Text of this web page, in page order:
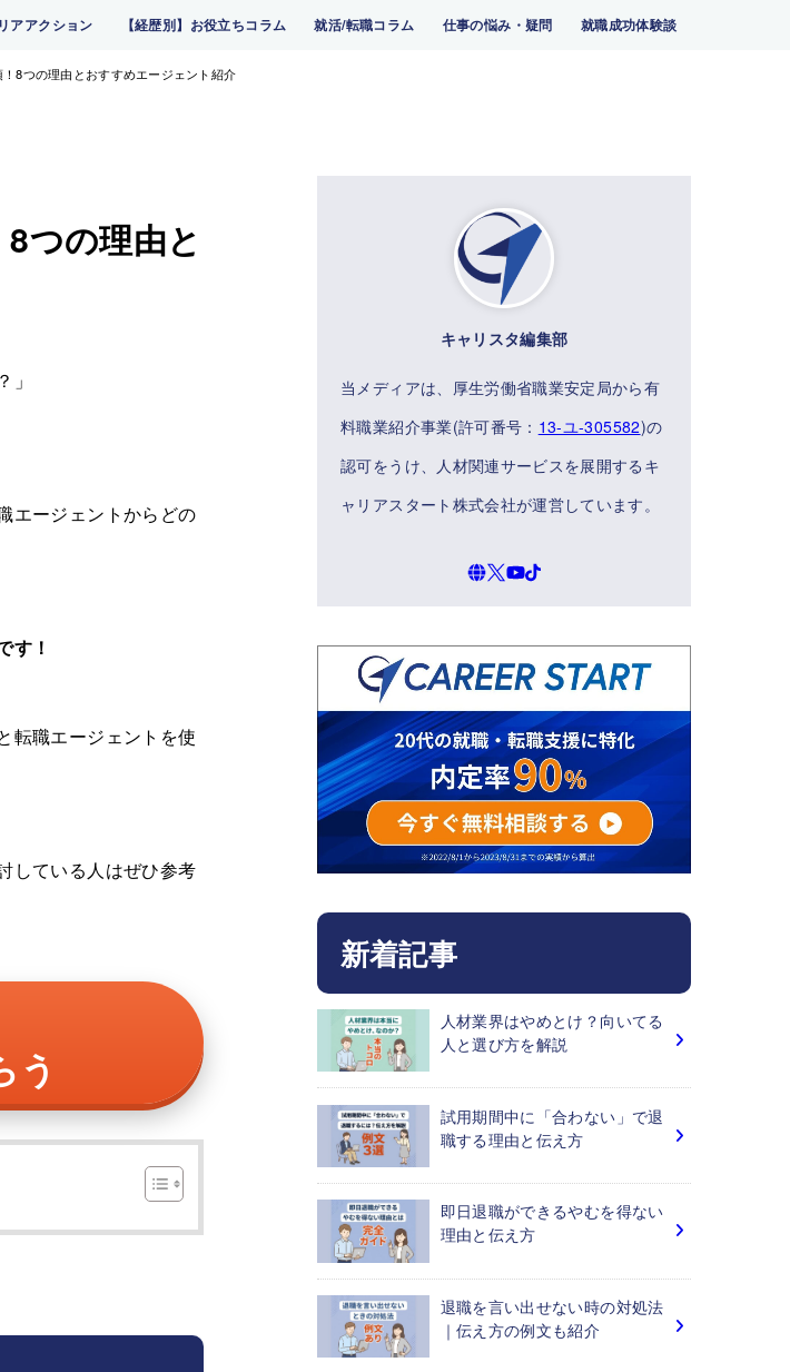
アアクション 【経歴別】お役立ちコラム 就活/転職コラム 仕事の悩み・疑問 就職成功体験談
8つの理由とおすすめエージェント紹介
つの理由と
」
エージェントからどの
す！
転職エージェントを使
している人はぜひ参考
う
キャリスタ編集部
当メディアは、厚生労働省職業安定局から有
料職業紹介事業(許可番号： 13-ユ-305582)の
認可をうけ、人材関連サービスを展開するキ
ャリアスタート株式会社が運営しています。
新着記事
人材業界はやめとけ？向いてる
人と選び方を解説
試用期間中に「合わない」で退
職する理由と伝え方
即日退職ができるやむを得ない
理由と伝え方
退職を言い出せない時の対処法
｜伝え方の例文も紹介